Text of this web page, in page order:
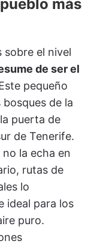
más
sobre el nivel
de ser el
pequeño
de la
puerta de
de Tenerife.
la echa en
rutas de
lo
ideal para los
puro.